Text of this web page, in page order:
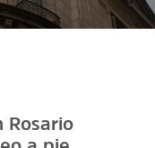
Rosario